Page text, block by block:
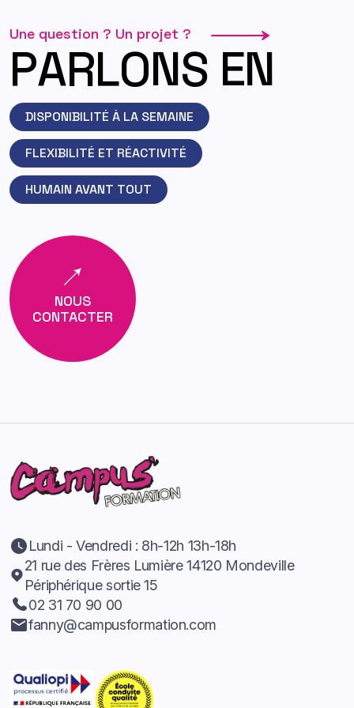
Une question ? Un projet ?
PARLONS EN
DISPONIBILITÉ À LA SEMAINE
FLEXIBILITÉ ET RÉACTIVITÉ
HUMAIN AVANT TOUT
NOUS
CONTACTER
Lundi - Vendredi : 8h-12h 13h-18h
21 rue des Frères Lumière 14120 Mondeville
Périphérique sortie 15
02 31 70 90 00
fanny@campusformation.com